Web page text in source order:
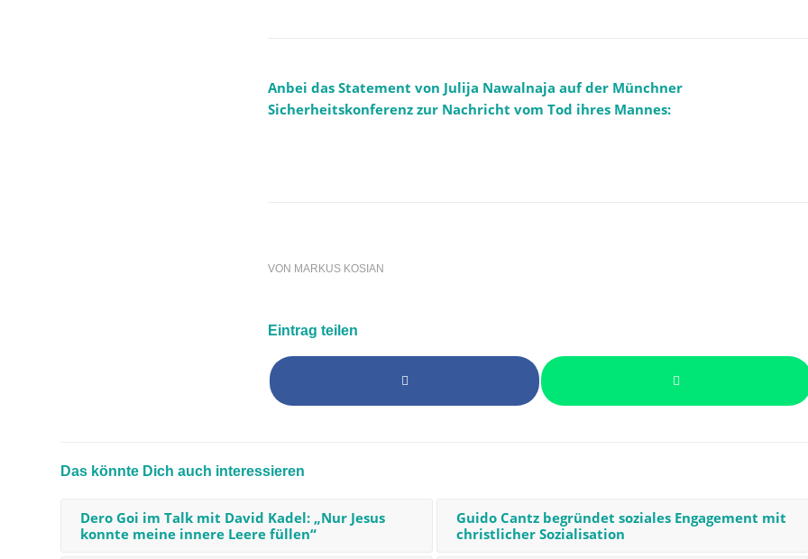
Anbei das Statement von Julija Nawalnaja auf der Münchner
Sicherheitskonferenz zur Nachricht vom Tod ihres Mannes:
VON MARKUS KOSIAN
Eintrag teilen
Das könnte Dich auch interessieren
Dero Goi im Talk mit David Kadel: „Nur Jesus
konnte meine innere Leere füllen“
Guido Cantz begründet soziales Engagement mit
christlicher Sozialisation